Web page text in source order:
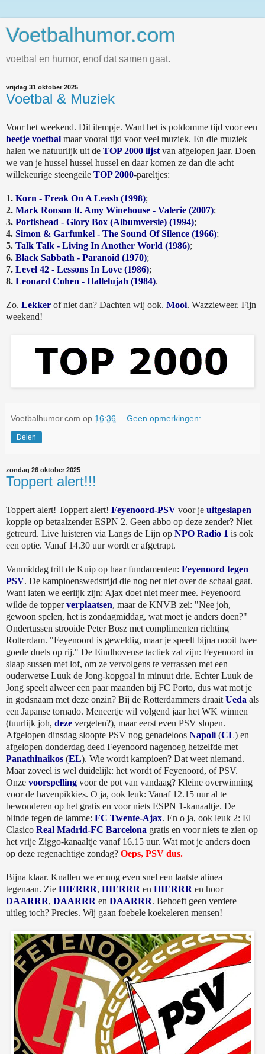
Voetbalhumor.com
voetbal en humor, enof dat samen gaat.
vrijdag 31 oktober 2025
Voetbal & Muziek
Voor het weekend. Dit itempje. Want het is potdomme tijd voor een
beetje voetbal maar vooral tijd voor veel muziek. En die muziek
halen we natuurlijk uit de TOP 2000 lijst van afgelopen jaar. Doen
we van je hussel hussel hussel en daar komen ze dan die acht
willekeurige steengeile TOP 2000-pareltjes:
1. Korn - Freak On A Leash (1998);
2. Mark Ronson ft. Amy Winehouse - Valerie (2007);
3. Portishead - Glory Box (Albumversie) (1994);
4. Simon & Garfunkel - The Sound Of Silence (1966);
5. Talk Talk - Living In Another World (1986);
6. Black Sabbath - Paranoid (1970);
7. Level 42 - Lessons In Love (1986);
8. Leonard Cohen - Hallelujah (1984).
Zo. Lekker of niet dan? Dachten wij ook. Mooi. Wazzieweer. Fijn
weekend!
Voetbalhumor.com op 16:36 Geen opmerkingen:
Delen
zondag 26 oktober 2025
Toppert alert!!!
Toppert alert! Toppert alert! Feyenoord-PSV voor je uitgeslapen
koppie op betaalzender ESPN 2. Geen abbo op deze zender? Niet
getreurd. Live luisteren via Langs de Lijn op NPO Radio 1 is ook
een optie. Vanaf 14.30 uur wordt er afgetrapt.
Vanmiddag trilt de Kuip op haar fundamenten: Feyenoord tegen
PSV. De kampioenswedstrijd die nog net niet over de schaal gaat.
Want laten we eerlijk zijn: Ajax doet niet meer mee. Feyenoord
wilde de topperverplaatsen, maar de KNVB zei: "Nee joh,
gewoon spelen, het is zondagmiddag, wat moet je anders doen?"
Ondertussen strooide Peter Bosz met complimenten richting
Rotterdam. "Feyenoord is geweldig, maar je speelt bijna nooit twee
goede duels op rij." De Eindhovense tactiek zal zijn: Feyenoord in
slaap sussen met lof, om ze vervolgens te verrassen met een
ouderwetse Luuk de Jong-kopgoal in minuut drie. Echter Luuk de
Jong speelt alweer een paar maanden bij FC Porto, dus wat mot je
in godsnaam met deze onzin? Bij de Rotterdammers draait Ueda als
een Japanse tornado. Meneertje wil volgend jaar het WK winnen
(tuurlijk joh, deze vergeten?), maar eerst even PSV slopen.
Afgelopen dinsdag sloopte PSV nog genadeloos Napoli (CL) en
afgelopen donderdag deed Feyenoord nagenoeg hetzelfde met
Panathinaikos (EL). Wie wordt kampioen? Dat weet niemand.
Maar zoveel is wel duidelijk: het wordt of Feyenoord, of PSV.
Onze voorspelling voor de pot van vandaag? Kleine overwinning
voor de havenpikkies. O ja, ook leuk: Vanaf 12.15 uur al te
bewonderen op het gratis en voor niets ESPN 1-kanaaltje. De
blinde tegen de lamme: FC Twente-Ajax. En o ja, ook leuk 2: El
Clasico Real Madrid-FC Barcelona gratis en voor niets te zien op
het vrije Ziggo-kanaaltje vanaf 16.15 uur. Wat mot je anders doen
op deze regenachtige zondag? Oeps, PSV dus.
Bijna klaar. Knallen we er nog even snel een laatste alinea
tegenaan. Zie HIERRR, HIERRR en HIERRR en hoor
DAARRR, DAARRR en DAARRR. Behoeft geen verdere
uitleg toch? Precies. Wij gaan foebele koekeleren mensen!